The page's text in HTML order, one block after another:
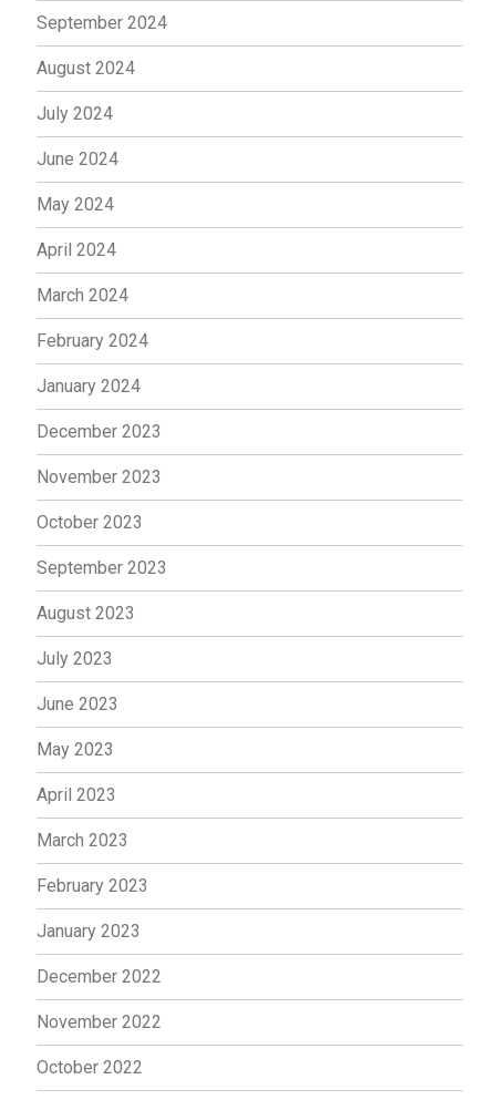
September 2024
August 2024
July 2024
June 2024
May 2024
April 2024
March 2024
February 2024
January 2024
December 2023
November 2023
October 2023
September 2023
August 2023
July 2023
June 2023
May 2023
April 2023
March 2023
February 2023
January 2023
December 2022
November 2022
October 2022